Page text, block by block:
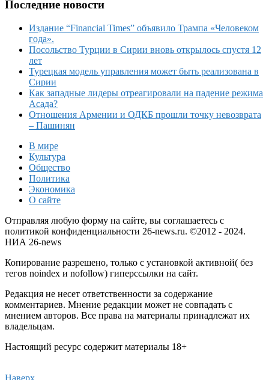
Последние новости
Издание “Financial Times” объявило Трампа «Человеком
года».
Посольство Турции в Сирии вновь открылось спустя 12
лет
Турецкая модель управления может быть реализована в
Сирии
Как западные лидеры отреагировали на падение режима
Асада?
Отношения Армении и ОДКБ прошли точку невозврата
– Пашинян
В мире
Культура
Общество
Политика
Экономика
О сайте
Отправляя любую форму на сайте, вы соглашаетесь с
политикой конфиденциальности 26-news.ru. ©2012 - 2024.
НИА 26-news
Копирование разрешено, только с установкой активной( без
тегов noindex и nofollow) гиперссылки на сайт.
Редакция не несет ответственности за содержание
комментариев. Мнение редакции может не совпадать с
мнением авторов. Все права на материалы принадлежат их
владельцам.
Настоящий ресурс содержит материалы 18+
Наверх